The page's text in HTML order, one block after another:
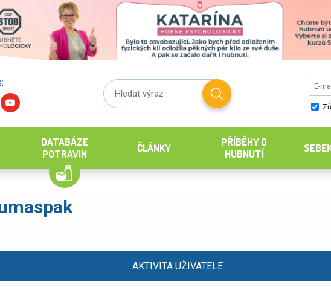
DATABÁZE
POTRAVIN
ČLÁNKY
PŘÍBĚHY O
HUBNUTÍ
AKTIVITA UŽIVATELE